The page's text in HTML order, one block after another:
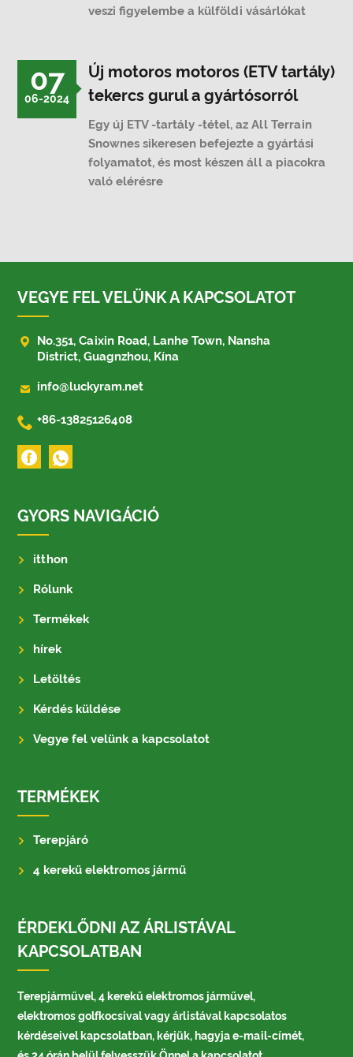
veszi figyelembe a külföldi vásárlókat
Új motoros motoros (ETV tartály)
tekercs gurul a gyártósorról
Egy új ETV -tartály -tétel, az All Terrain
Snownes sikeresen befejezte a gyártási
folyamatot, és most készen áll a piacokra
való elérésre
07
06-2024
VEGYE FEL VELÜNK A KAPCSOLATOT

No.351, Caixin Road, Lanhe Town, Nansha
District, Guagnzhou, Kína
 info@luckyram.net
 +86-13825126408
GYORS NAVIGÁCIÓ
itthon
Rólunk
Termékek
hírek
Letöltés
Kérdés küldése
Vegye fel velünk a kapcsolatot
TERMÉKEK
Terepjáró
4 kerekű elektromos jármű
ÉRDEKLŐDNI AZ ÁRLISTÁVAL
KAPCSOLATBAN
Terepjárművel, 4 kerekű elektromos járművel,
elektromos golfkocsival vagy árlistával kapcsolatos
kérdéseivel kapcsolatban, kérjük, hagyja e-mail-címét,